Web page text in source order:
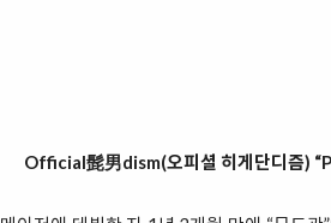
Official髭男dism(오피셜 히게단디즘)